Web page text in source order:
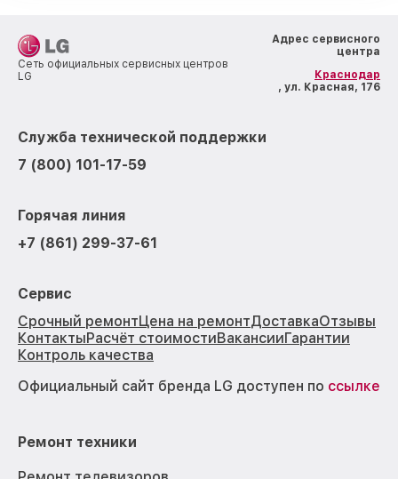
Сеть официальных сервисных центров
LG
Адрес сервисного
центра
Краснодар
, ул. Красная, 176
Служба технической поддержки
7 (800) 101-17-59
Горячая линия
+7 (861) 299-37-61
Сервис
Срочный ремонтЦена на ремонтДоставкаОтзывы
КонтактыРасчёт стоимостиВакансииГарантии
Контроль качества
Официальный сайт бренда LG доступен по ссылке
Ремонт техники